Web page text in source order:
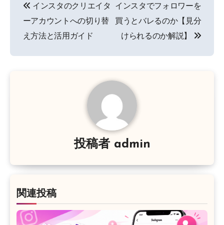
ナ
ビ
インスタのクリエイタ
ーアカウントへの切り替
え方法と活用ガイド
インスタでフォロワーを
買うとバレるのか【見分
けられるのか解説】
投稿者 admin
関連投稿